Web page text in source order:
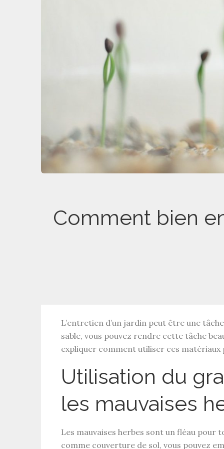
Comment bien
L’entretien d’un jardin peut être une
sable, vous pouvez rendre cette tâche
expliquer comment utiliser ces
Utilisation du
les mauvaises
Les mauvaises herbes sont un fléau
comme couverture de sol, vous pouvez